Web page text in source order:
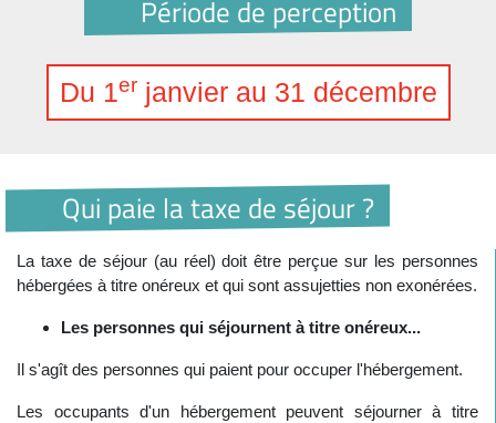
Période de perception
Du 1erjanvier au 31 décembre
Qui paie la taxe de séjour ?
La taxe de séjour (au réel) doit être perçue sur les personnes
hébergées à titre onéreux et qui sont assujetties non exonérées.
Les personnes qui séjournent à titre onéreux...
Il s'agît des personnes qui paient pour occuper l'hébergement.
Les occupants d'un hébergement peuvent séjourner à titre